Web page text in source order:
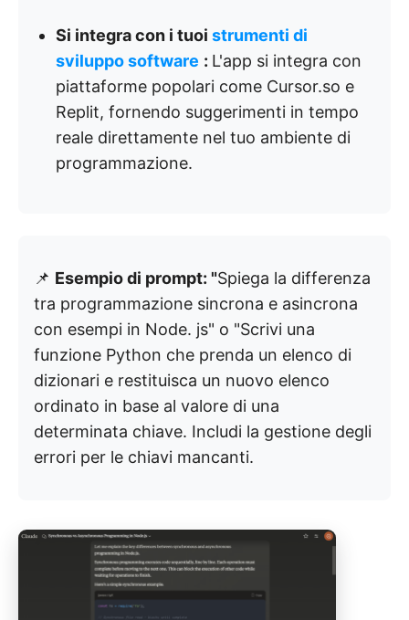
Si integra con i tuoi strumenti di
sviluppo software : L'app si integra con
piattaforme popolari come Cursor.so e
Replit, fornendo suggerimenti in tempo
reale direttamente nel tuo ambiente di
programmazione.
📌 Esempio di prompt: "Spiega la differenza
tra programmazione sincrona e asincrona
con esempi in Node. js" o "Scrivi una
funzione Python che prenda un elenco di
dizionari e restituisca un nuovo elenco
ordinato in base al valore di una
determinata chiave. Includi la gestione degli
errori per le chiavi mancanti.